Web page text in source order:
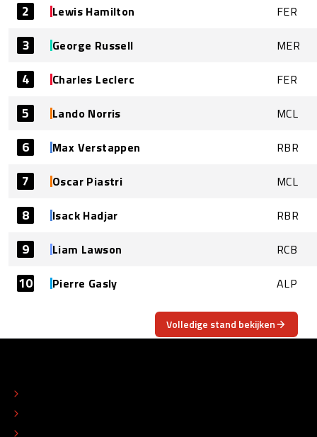
2 Lewis Hamilton FER
3 George Russell MER
4 Charles Leclerc FER
5 Lando Norris MCL
6 Max Verstappen RBR
7 Oscar Piastri MCL
8 Isack Hadjar RBR
9 Liam Lawson RCB
10 Pierre Gasly ALP
Volledige stand bekijken